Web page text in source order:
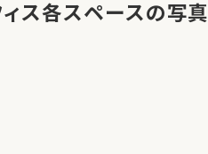
ス各スペースの写真